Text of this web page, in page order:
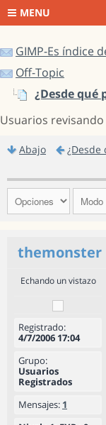
MENU
GIMP-Es índice
Off-Topic
¿Desde qué
Usuarios
Abajo ¿Desde
themonster
Echando un vistazo
Registrado:
4/7/2006 17:04
Grupo:
Usuarios
Registrados
Mensajes: 1